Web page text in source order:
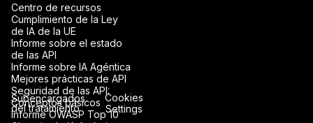
Centro de recursos
Cumplimiento de la Ley
de IA de la UE
Informe sobre el estado
de las API
Informe sobre IA Agéntica
Mejores prácticas de API
Seguridad de las API:
Conceptos básicos
Informe OWASP Top 10
Subencargados
del tratamiento
Cookies
Settings